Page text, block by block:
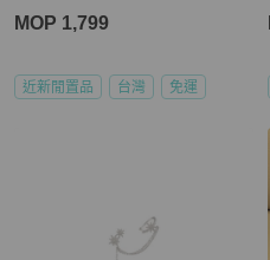
MOP 1,799
近新閒置品 台灣 免運